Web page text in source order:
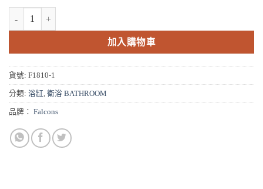
NT$25,000。NT$15,000。
加入購物車
貨號: F1810-1
分類: 浴缸 , 衛浴 BATHROOM
品牌： Falcons